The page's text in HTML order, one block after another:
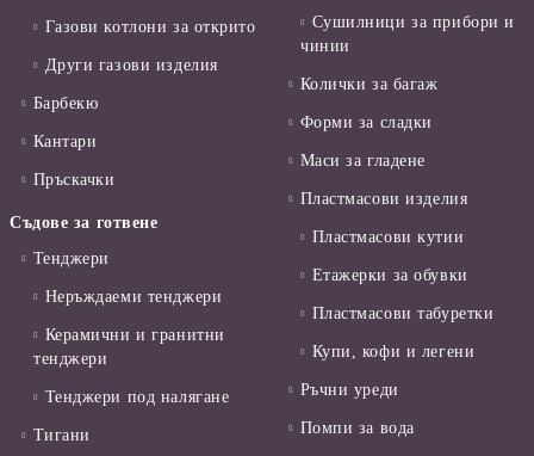
Газови котлони за открито
Други газови изделия
Барбекю
Кантари
Пръскачки
Съдове за готвене
Тенджери
Неръждаеми тенджери
Керамични и гранитни
тенджери
Тенджери под налягане
Тигани
Сушилници за прибори и
чинии
Колички за багаж
Форми за сладки
Маси за гладене
Пластмасови изделия
Пластмасови кутии
Етажерки за обувки
Пластмасови табуретки
Купи, кофи и легени
Ръчни уреди
Помпи за вода